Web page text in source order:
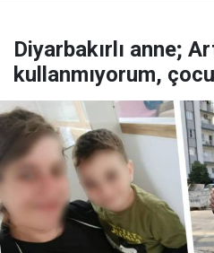
Diyarbakırlı anne;
kullanmıyorum,